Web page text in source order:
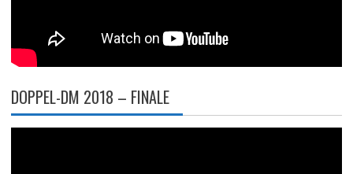
DOPPEL-DM 2018 – FINALE